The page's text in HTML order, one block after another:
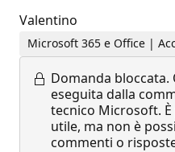
Valentino
Microsoft 365 e Office |
Domanda bloccata.
eseguita dalla
tecnico Microsoft.
utile, ma non è
commenti o